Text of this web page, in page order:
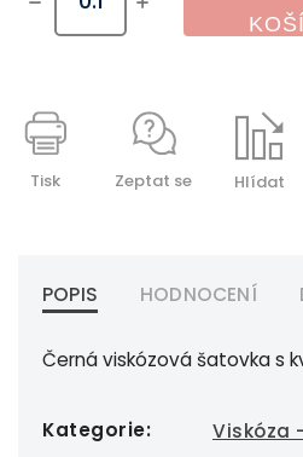
Tisk Zeptat se Hlídat
POPIS HODNOCENÍ
Černá viskózová šatovka s
Kategorie:
Viskóza